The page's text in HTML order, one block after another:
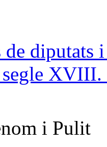
diputats
XVIII.
i Pulit